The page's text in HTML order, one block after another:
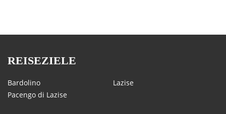
REISEZIELE
Bardolino
Lazise
Pacengo di Lazise